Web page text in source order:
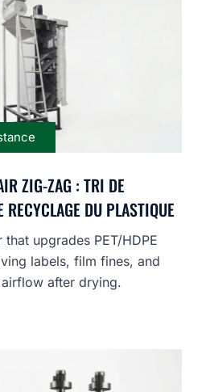
ZIG-ZAG : TRI DE
DU PLASTIQUE
upgrades PET/HDPE
labels, film fines, and
after drying.